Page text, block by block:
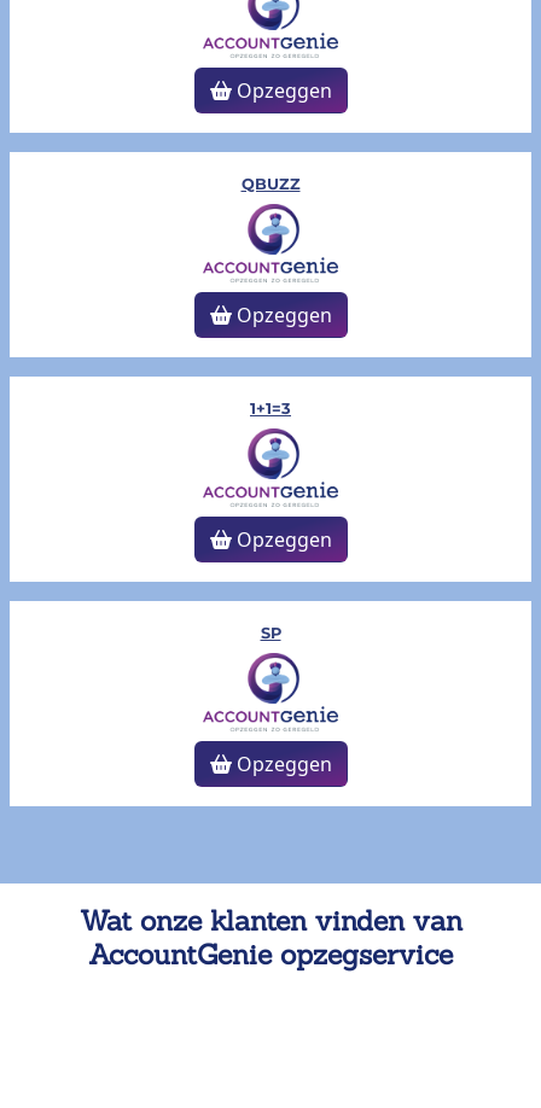
Opzeggen
QBUZZ
Opzeggen
1+1=3
Opzeggen
SP
Opzeggen
Wat onze klanten vinden van
AccountGenie opzegservice